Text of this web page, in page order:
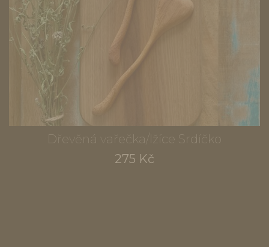
Dřevěná vařečka/lžíce Srdíčko
275 Kč